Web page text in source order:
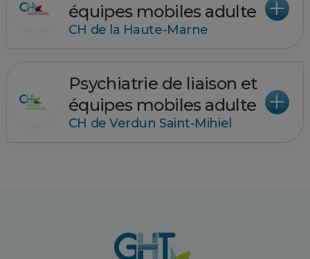
équipes mobiles adulte
CH de la Haute-Marne
Psychiatrie de liaison et
équipes mobiles adulte
CH de Verdun Saint-Mihiel